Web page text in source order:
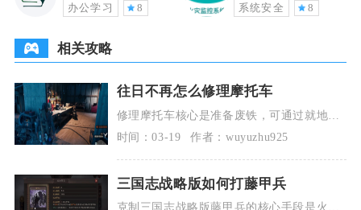
办公学习 8 系统安全 8
相关攻略
往日不再怎么修理摩托车
修理摩托车核心是准备废铁，可通过就地修
理、营地修车、召回复位三种方式处理，日
常做好资源储备
时间：03-19 作者：wuyuzhu925
三国志战略版如何打藤甲兵
克制三国志战略版藤甲兵的核心手段是火攻